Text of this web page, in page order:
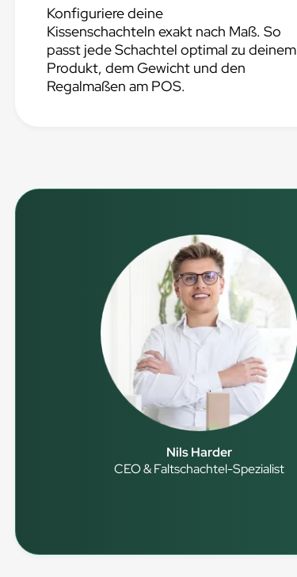
Konfiguriere deine
Kissenschachteln exakt nach Maß. So
passt jede Schachtel optimal zu deinem
Produkt, dem Gewicht und den
Regalmaßen am POS.
Nils Harder
CEO & Faltschachtel-Spezialist